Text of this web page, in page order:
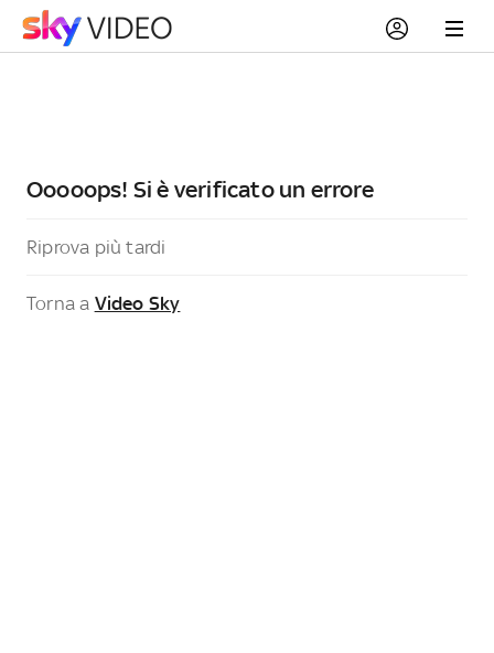
Ooooops! Si è verificato un errore
Riprova più tardi
Torna a Video Sky